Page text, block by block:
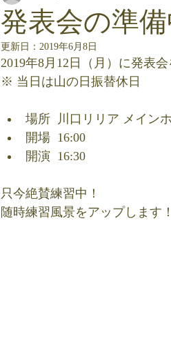
発表会の準
更新日： 2019年6月8日
2019年8月12日（月）に発表会
※ 当日は山の日振替休日
場所  川口リリア メイン
開場  16:00
開演  16:30
只今絶賛練習中！
随時練習風景をアップします！